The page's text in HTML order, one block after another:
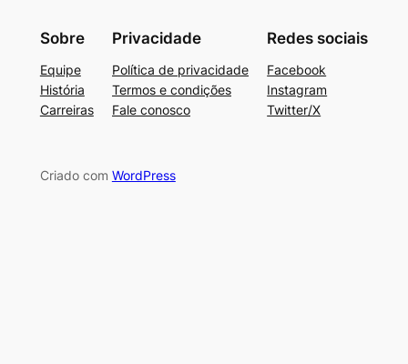
Sobre
Equipe
História
Carreiras
Privacidade
Política de privacidade
Termos e condições
Fale conosco
Redes sociais
Facebook
Instagram
Twitter/X
Criado com WordPress